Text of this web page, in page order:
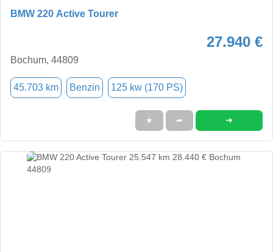
BMW 220 Active Tourer
27.940 €
Bochum, 44809
45.703 km Benzin 125 kw (170 PS)
★ ➦ ➜